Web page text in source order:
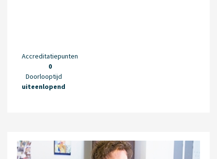
Accreditatiepunten
0
Doorlooptijd
uiteenlopend